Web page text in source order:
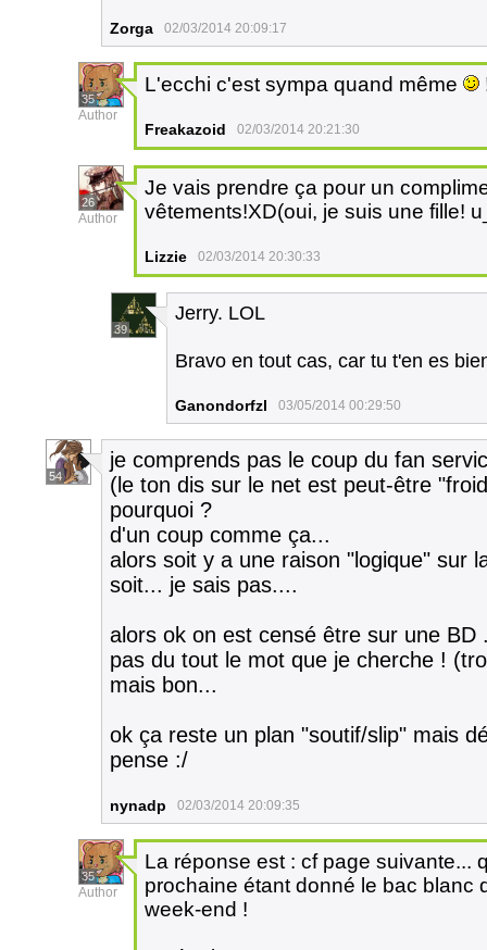
Zorga 02/03/2014 20:09:17
35
Author
L'ecchi c'est sympa quand même
Freakazoid 02/03/2014 20:21:30
26
Author
Je vais prendre ça pour un
vêtements!XD(oui, je suis une fille!
Lizzie 02/03/2014 20:30:33
39
Jerry. LOL
Bravo en tout cas, car tu t'en es
Ganondorfzl 03/05/2014 00:29:50
54
je comprends pas le coup du fan
(le ton dis sur le net est peut-être
pourquoi ?
d'un coup comme ça...
alors soit y a une raison "logique" sur
soit... je sais pas....
alors ok on est censé être sur une
pas du tout le mot que je cherche !
mais bon...
ok ça reste un plan "soutif/slip" mais
pense :/
nynadp 02/03/2014 20:09:35
35
Author
La réponse est : cf page suivante...
prochaine étant donné le bac blanc
week-end !